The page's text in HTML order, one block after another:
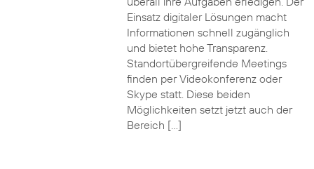
Einsatz digitaler Lösungen macht
Informationen schnell zugänglich
und bietet hohe Transparenz.
Standortübergreifende Meetings
finden per Videokonferenz oder
Skype statt. Diese beiden
Möglichkeiten setzt jetzt auch der
Bereich […]